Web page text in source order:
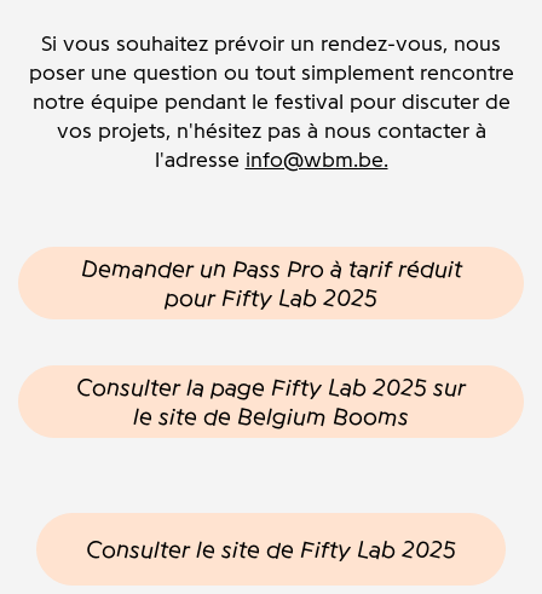
Si vous souhaitez prévoir un rendez-vous, nous
poser une question ou tout simplement rencontre
notre équipe pendant le festival pour discuter de
vos projets, n'hésitez pas à nous contacter à
l'adresse info@wbm.be.
Demander un Pass Pro à tarif réduit
pour Fifty Lab 2025
Consulter la page Fifty Lab 2025 sur
le site de Belgium Booms
Consulter le site de Fifty Lab 2025